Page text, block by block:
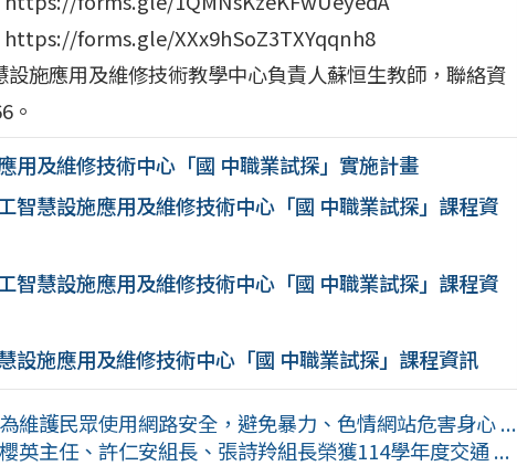
https://forms.gle/XXx9hSoZ3TXYqqnh8
設施應用及維修技術教學中心負責人蘇恒生教師，聯絡資
。
用及維修技術中心「國 中職業試探」實施計畫
智慧設施應用及維修技術中心「國 中職業試探」課程資
智慧設施應用及維修技術中心「國 中職業試探」課程資
設施應用及維修技術中心「國 中職業試探」課程資訊
維護民眾使用網路安全，避免暴力、色情網站危害身心 ...
英主任、許仁安組長、張詩羚組長榮獲114學年度交通 ...